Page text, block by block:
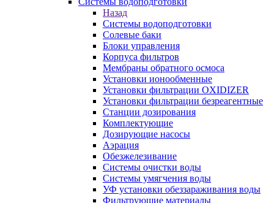
Назад
Системы водоподготовки
Солевые баки
Блоки управления
Корпуса фильтров
Мембраны обратного осмоса
Установки ионообменные
Установки фильтрации OXIDIZER
Установки фильтрации безреагентные
Станции дозирования
Комплектующие
Дозирующие насосы
Аэрация
Обезжелезивание
Системы очистки воды
Системы умягчения воды
УФ установки обеззараживания воды
Фильтрующие материалы